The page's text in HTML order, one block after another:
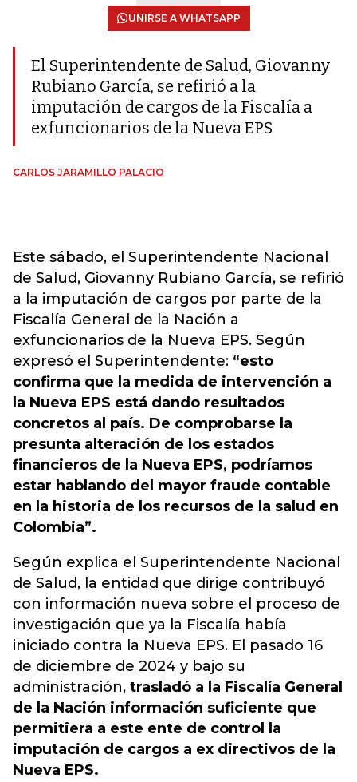
UNIRSE A WHATSAPP
El Superintendente de Salud, Giovanny
Rubiano García, se refirió a la
imputación de cargos de la Fiscalía a
exfuncionarios de la Nueva EPS
CARLOS JARAMILLO PALACIO
Este sábado, el Superintendente Nacional
de Salud, Giovanny Rubiano García, se refirió
a la imputación de cargos por parte de la
Fiscalía General de la Nación a
exfuncionarios de la Nueva EPS. Según
expresó el Superintendente: “esto
confirma que la medida de intervención a
la Nueva EPS está dando resultados
concretos al país. De comprobarse la
presunta alteración de los estados
financieros de la Nueva EPS, podríamos
estar hablando del mayor fraude contable
en la historia de los recursos de la salud en
Colombia”.
Según explica el Superintendente Nacional
de Salud, la entidad que dirige contribuyó
con información nueva sobre el proceso de
investigación que ya la Fiscalía había
iniciado contra la Nueva EPS. El pasado 16
de diciembre de 2024 y bajo su
administración, trasladó a la Fiscalía General
de la Nación información suficiente que
permitiera a este ente de control la
imputación de cargos a ex directivos de la
Nueva EPS.